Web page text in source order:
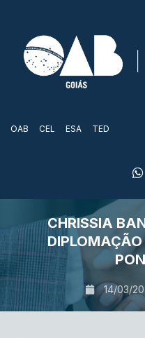
OAB CEL ESA TED
CHRISSIA
DIPLOMAÇÃO
14/03/